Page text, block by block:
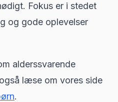
Fokus er i stedet
og gode oplevelser
alderssvarende
læse om vores side
.